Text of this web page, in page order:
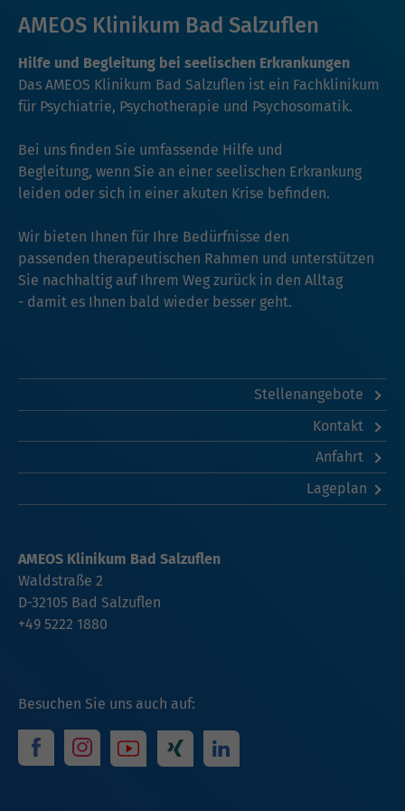
AMEOS Klinikum Bad Salzuflen
Hilfe und Begleitung bei seelischen Erkrankungen
Das AMEOS Klinikum Bad Salzuflen ist ein Fachklinikum
für Psychiatrie, Psychotherapie und Psychosomatik.
Bei uns finden Sie umfassende Hilfe und
Begleitung, wenn Sie an einer seelischen Erkrankung
leiden oder sich in einer akuten Krise befinden.
Wir bieten Ihnen für Ihre Bedürfnisse den
passenden therapeutischen Rahmen und unterstützen
Sie nachhaltig auf Ihrem Weg zurück in den Alltag
- damit es Ihnen bald wieder besser geht.
Stellenangebote
Kontakt
Anfahrt
Lageplan
Besuchen Sie uns auch auf:
AMEOS Klinikum Bad Salzuflen
Waldstraße 2
D-32105 Bad Salzuflen
+49 5222 1880